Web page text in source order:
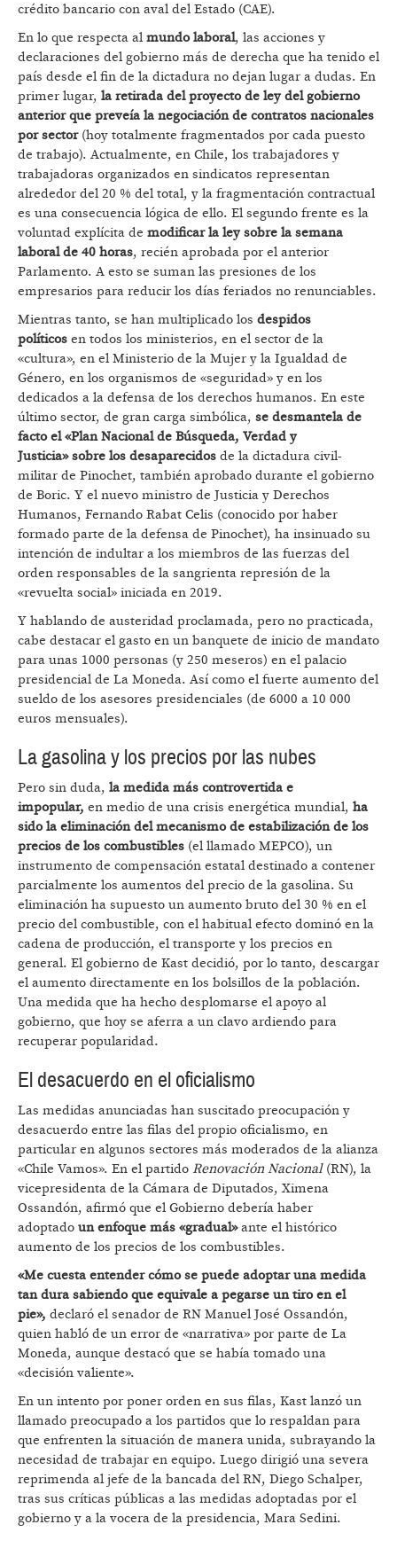
crédito bancario con aval del Estado (CAE).
En lo que respecta al mundo laboral, las acciones y
declaraciones del gobierno más de derecha que ha tenido el
país desde el fin de la dictadura no dejan lugar a dudas. En
primer lugar, la retirada del proyecto de ley del gobierno
anterior que preveía la negociación de contratos nacionales
por sector(hoy totalmente fragmentados por cada puesto
de trabajo). Actualmente, en Chile, los trabajadores y
trabajadoras organizados en sindicatos representan
alrededor del 20 % del total, y la fragmentación contractual
es una consecuencia lógica de ello. El segundo frente es la
voluntad explícita de modificar la ley sobre la semana
laboral de 40 horas, recién aprobada por el anterior
Parlamento. A esto se suman las presiones de los
empresarios para reducir los días feriados no renunciables.
Mientras tanto, se han multiplicado los despidos
políticos en todos los ministerios, en el sector de la
«cultura», en el Ministerio de la Mujer y la Igualdad de
Género, en los organismos de «seguridad» y en los
dedicados a la defensa de los derechos humanos. En este
último sector, de gran carga simbólica, se desmantela de
facto el «Plan Nacional de Búsqueda, Verdad y
Justicia» sobre los desaparecidos de la dictadura civil-
militar de Pinochet, también aprobado durante el gobierno
de Boric. Y el nuevo ministro de Justicia y Derechos
Humanos, Fernando Rabat Celis (conocido por haber
formado parte de la defensa de Pinochet), ha insinuado su
intención de indultar a los miembros de las fuerzas del
orden responsables de la sangrienta represión de la
«revuelta social» iniciada en 2019.
Y hablando de austeridad proclamada, pero no practicada,
cabe destacar el gasto en un banquete de inicio de mandato
para unas 1000 personas (y 250 meseros) en el palacio
presidencial de La Moneda. Así como el fuerte aumento del
sueldo de los asesores presidenciales (de 6000 a 10 000
euros mensuales).
La gasolina y los precios por las nubes
Pero sin duda, la medida más controvertida e
impopular, en medio de una crisis energética mundial, ha
sido la eliminación del mecanismo de estabilización de los
precios de los combustibles (el llamado MEPCO), un
instrumento de compensación estatal destinado a contener
parcialmente los aumentos del precio de la gasolina. Su
eliminación ha supuesto un aumento bruto del 30 % en el
precio del combustible, con el habitual efecto dominó en la
cadena de producción, el transporte y los precios en
general. El gobierno de Kast decidió, por lo tanto, descargar
el aumento directamente en los bolsillos de la población.
Una medida que ha hecho desplomarse el apoyo al
gobierno, que hoy se aferra a un clavo ardiendo para
recuperar popularidad.
El desacuerdo en el oficialismo
Las medidas anunciadas han suscitado preocupación y
desacuerdo entre las filas del propio oficialismo, en
particular en algunos sectores más moderados de la alianza
«Chile Vamos». En el partido Renovación Nacional(RN), la
vicepresidenta de la Cámara de Diputados, Ximena
Ossandón, afirmó que el Gobierno debería haber
adoptado un enfoque más «gradual»ante el histórico
aumento de los precios de los combustibles.
«Me cuesta entender cómo se puede adoptar una medida
tan dura sabiendo que equivale a pegarse un tiro en el
pie», declaró el senador de RN Manuel José Ossandón,
quien habló de un error de «narrativa» por parte de La
Moneda, aunque destacó que se había tomado una
«decisión valiente».
En un intento por poner orden en sus filas, Kast lanzó un
llamado preocupado a los partidos que lo respaldan para
que enfrenten la situación de manera unida, subrayando la
necesidad de trabajar en equipo. Luego dirigió una severa
reprimenda al jefe de la bancada del RN, Diego Schalper,
tras sus críticas públicas a las medidas adoptadas por el
gobierno y a la vocera de la presidencia, Mara Sedini.